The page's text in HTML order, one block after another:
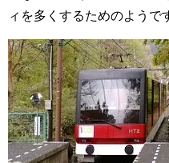
ィを多くするためのようで